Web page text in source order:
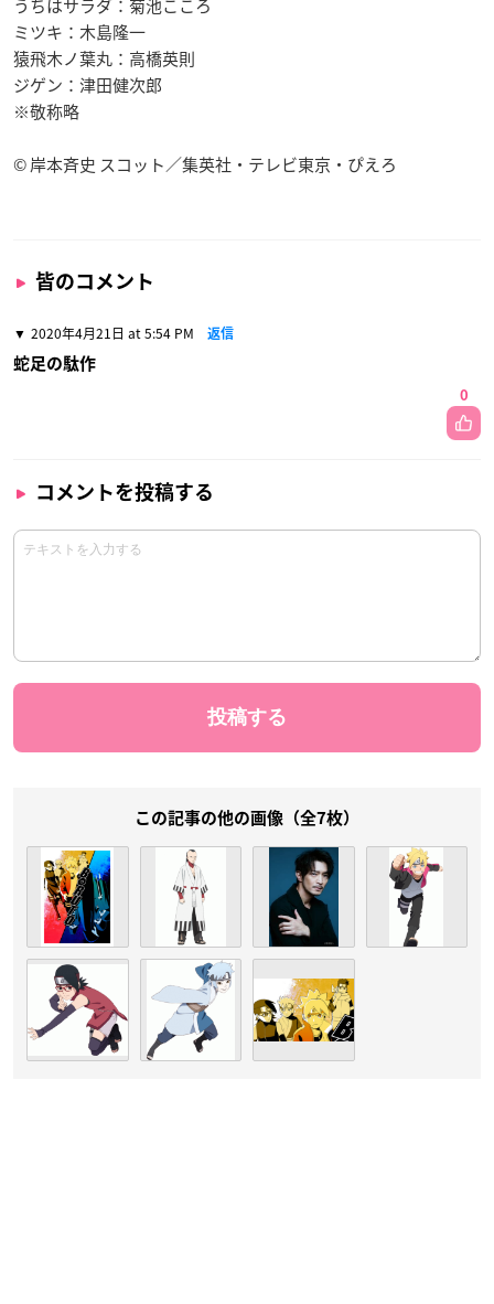
うちはサラダ：菊池こころ
ミツキ：木島隆一
猿飛木ノ葉丸：高橋英則
ジゲン：津田健次郎
※敬称略
© 岸本斉史 スコット／集英社・テレビ東京・ぴえろ
皆のコメント
2020年4月21日 at 5:54 PM 返信
蛇足の駄作
0
コメントを投稿する
この記事の他の画像（全7枚）